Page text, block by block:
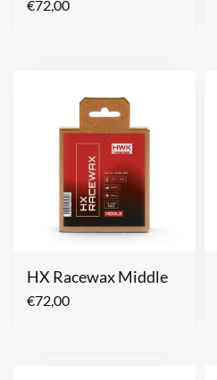
€72,00
HX Racewax Middle
€72,00